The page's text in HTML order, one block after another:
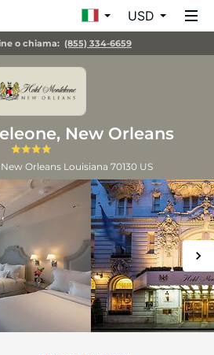
USD
o chiama: (855) 334-6659
New Orleans
New Orleans Louisiana 70130 US